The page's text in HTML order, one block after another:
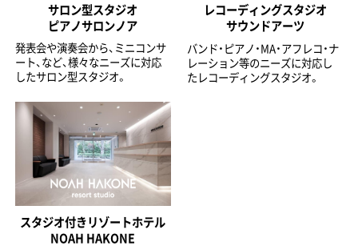
サロン型スタジオ
ピアノサロンノア
発表会や演奏会から、ミニコンサ
ート、など、様々なニーズに対応
したサロン型スタジオ。
レコーディングスタジオ
サウンドアーツ
バンド・ピアノ・MA・アフレコ・ナ
レーション等のニーズに対応し
たレコーディングスタジオ。
スタジオ付きリゾートホテル
NOAH HAKONE